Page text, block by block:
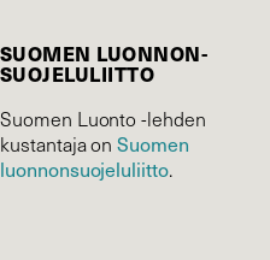
SUOMEN LUONNON­
SUOJELU­LIITTO
Suomen Luonto -lehden
kustantaja onSuomen
luonnonsuojelu­liitto.